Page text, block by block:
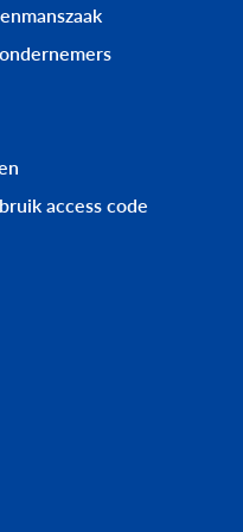
access code